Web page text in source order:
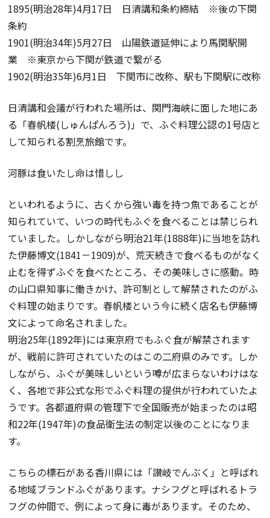
1895(明治28年)4月17日 日清講和条約締結 ※後の下関
条約
1901(明治34年)5月27日 山陽鉄道延伸により馬関駅開
業 ※東京から下関が鉄道で繋がる
1902(明治35年)6月1日 下関市に改称、駅も下関駅に改称
日清講和会議が行われた場所は、関門海峡に面した地にあ
る「春帆楼(しゅんぱんろう)」で、ふぐ料理公認の1号店と
して知られる割烹旅館です。
河豚は食いたし命は惜しし
といわれるように、古くから強い毒を持つ魚であることが
知られていて、いつの時代もふぐを食べることは禁じられ
ていました。しかしながら明治21年(1888年)に当地を訪れ
た伊藤博文(1841－1909)が、荒天続きで食べるものがなく
止むを得ずふぐを食べたところ、その美味しさに感動。時
の山口県知事に働きかけ、許可制として解禁されたのがふ
ぐ料理の始まりです。春帆楼という今に続く店名も伊藤博
文によって命名されました。
明治25年(1892年)には東京府でもふぐ食が解禁されます
が、戦前に許可されていたのはこの二府県のみです。しか
しながら、ふぐが美味しいという噂が広まらないわけはな
く、各地で非公式な形でふぐ料理の提供が行われていたよ
うです。各都道府県の管理下で全国販売が始まったのは昭
和22年(1947年)の食品衛生法の制定以後のことになりま
す。
こちらの標石がある香川県には「讃岐でんぶく」と呼ばれ
る地域ブランドふぐがあります。ナシフグと呼ばれるトラ
フグの仲間で、例によって身に毒があります。そのため、